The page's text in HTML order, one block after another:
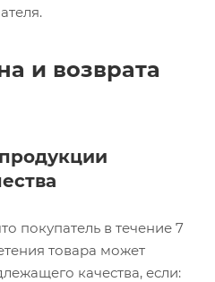
и возврата
покупатель в течение 7
товара может
качества, если: